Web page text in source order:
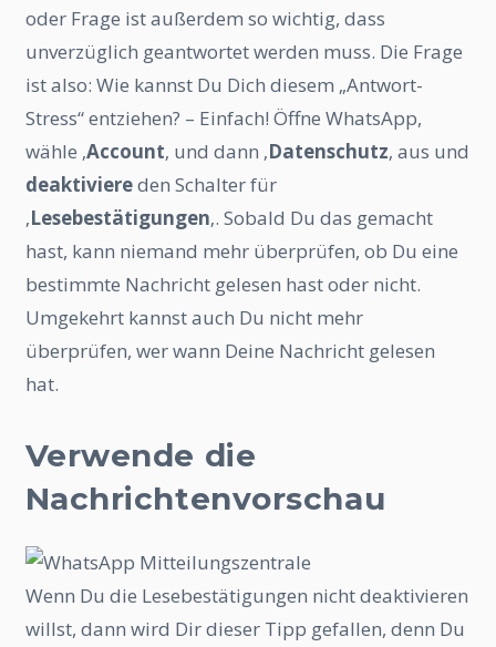
oder Frage ist außerdem so wichtig, dass
unverzüglich geantwortet werden muss. Die Frage
ist also: Wie kannst Du Dich diesem „Antwort-
Stress“ entziehen? – Einfach! Öffne WhatsApp,
wähle ‚Account‚ und dann ‚Datenschutz‚ aus und
deaktiviereden Schalter für
‚Lesebestätigungen‚. Sobald Du das gemacht
hast, kann niemand mehr überprüfen, ob Du eine
bestimmte Nachricht gelesen hast oder nicht.
Umgekehrt kannst auch Du nicht mehr
überprüfen, wer wann Deine Nachricht gelesen
hat.
Verwende die
Nachrichtenvorschau
Wenn Du die Lesebestätigungen nicht deaktivieren
willst, dann wird Dir dieser Tipp gefallen, denn Du